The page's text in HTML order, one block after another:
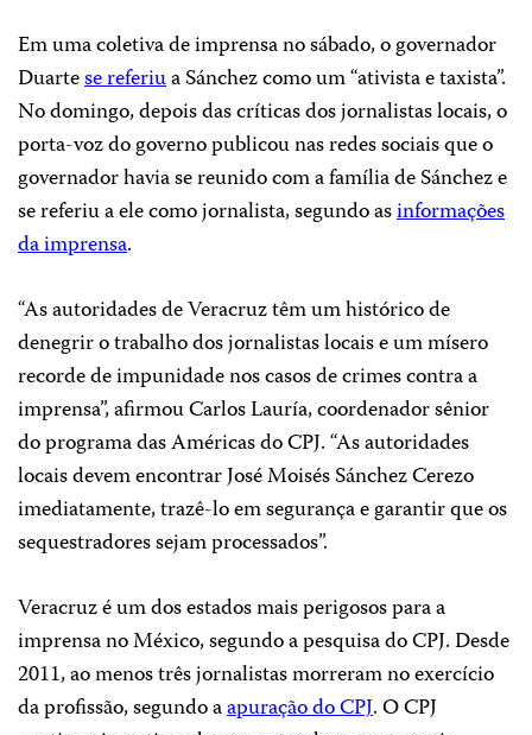
Em uma coletiva de imprensa no sábado, o governador
Duartese referiua Sánchez como um “ativista e taxista”.
No domingo, depois das críticas dos jornalistas locais, o
porta-voz do governo publicou nas redes sociais que o
governador havia se reunido com a família de Sánchez e
se referiu a ele como jornalista, segundo asinformações
da imprensa.
“As autoridades de Veracruz têm um histórico de
denegrir o trabalho dos jornalistas locais e um mísero
recorde de impunidade nos casos de crimes contra a
imprensa”, afirmou Carlos Lauría, coordenador sênior
do programa das Américas do CPJ. “As autoridades
locais devem encontrar José Moisés Sánchez Cerezo
imediatamente, trazê-lo em segurança e garantir que os
sequestradores sejam processados”.
Veracruz é um dos estados mais perigosos para a
imprensa no México, segundo a pesquisa do CPJ. Desde
2011, ao menos três jornalistas morreram no exercício
da profissão, segundo aapuração do CPJ. O CPJ